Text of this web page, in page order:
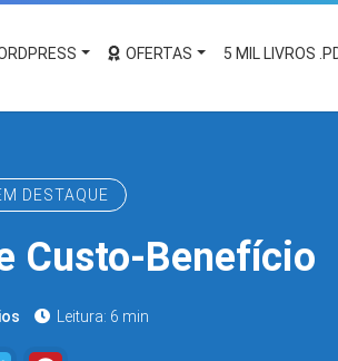
OFERTAS 5 MIL LIVROS
DESTAQUE
Custo-Benefício
Leitura: 6 min